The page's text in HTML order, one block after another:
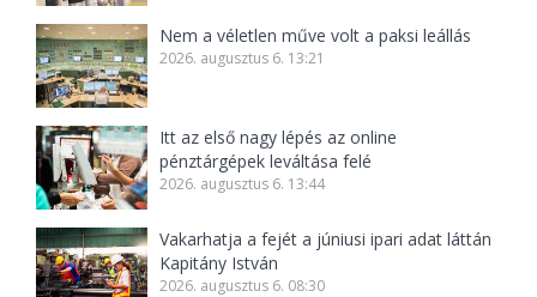
Nem a véletlen műve volt a paksi leállás
2026. augusztus 6. 13:21
Itt az első nagy lépés az online
pénztárgépek leváltása felé
2026. augusztus 6. 13:44
Vakarhatja a fejét a júniusi ipari adat láttán
Kapitány István
2026. augusztus 6. 08:30